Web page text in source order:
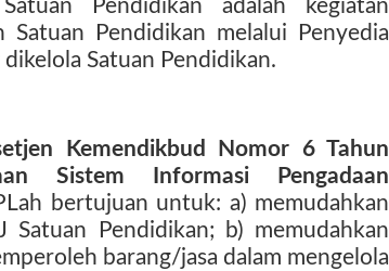
Pendidikan adalah kegiatan
Satuan Pendidikan melalui Penyedia
Satuan Pendidikan.
Kemendikbud Nomor 6 Tahun
Sistem Informasi Pengadaan
bertujuan untuk: a) memudahkan
Satuan Pendidikan; b) memudahkan
barang/jasa dalam mengelola